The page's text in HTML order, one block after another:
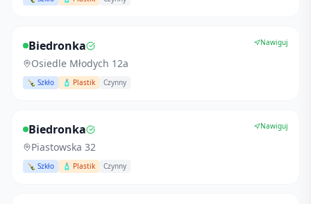
Biedronka
Osiedle Młodych 12a
🍾 Szkło 🧴 Plastik Czynny
Nawiguj
Biedronka
Piastowska 32
🍾 Szkło 🧴 Plastik Czynny
Nawiguj